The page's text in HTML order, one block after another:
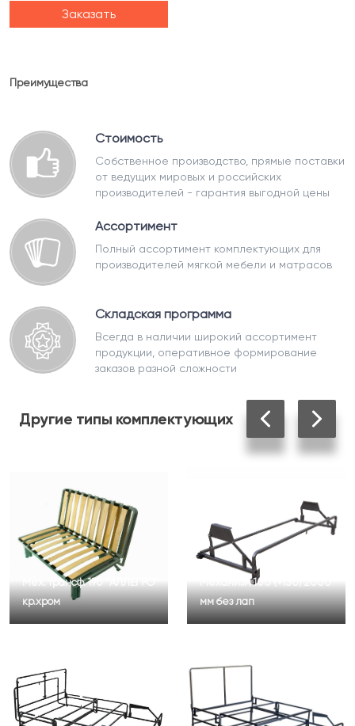
Заказать
Преимущества
Стоимость
Собственное производство, прямые поставки
от ведущих мировых и российских
производителей - гарантия выгодной цены
Ассортимент
Полный ассортимент комплектующих для
производителей мягкой мебели и матрасов
Складская программа
Всегда в наличии широкий ассортимент
продукции, оперативное формирование
заказов разной сложности
Другие типы комплектующих
Мех. трансф. 190 "АЛЛЕГРО"
кр.хром
Механизм 100 (+130) 2000
мм без лап